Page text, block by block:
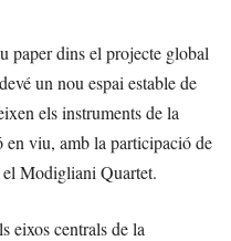
paper dins el projecte global
un nou espai estable de
els instruments de la
en viu, amb la participació de
Modigliani Quartet.
eixos centrals de la